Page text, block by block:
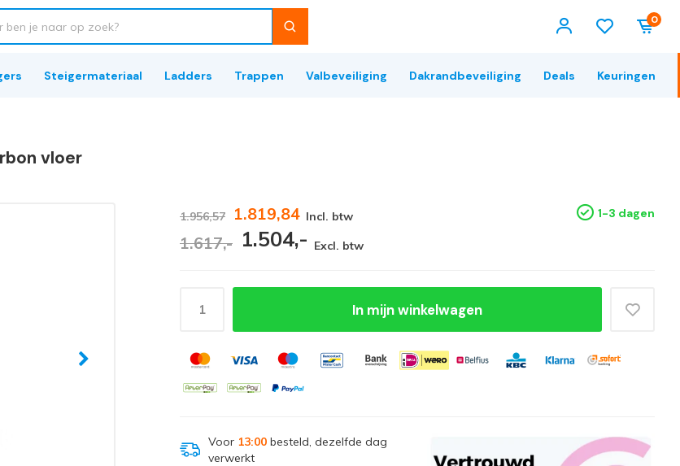
0
Steigermateriaal Ladders Trappen Valbeveiliging Dakrandbeveiliging Deals Keuringen
vloer
1.956,57 1.819,84 Incl. btw
1.617,- 1.504,- Excl. btw
1-3 dagen
In mijn winkelwagen
Voor 13:00 besteld, dezelfde dag
verwerkt